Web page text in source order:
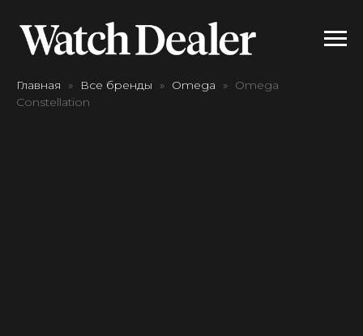
Главная Все бренды Omega
Omega
Constellation